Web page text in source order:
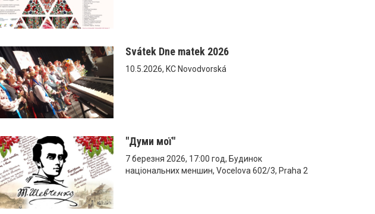
Svátek Dne matek 2026
10.5.2026, KC Novodvorská
"Думи мої"
7 березня 2026, 17:00 год, Будинок
національних меншин, Vocelova 602/3, Praha 2